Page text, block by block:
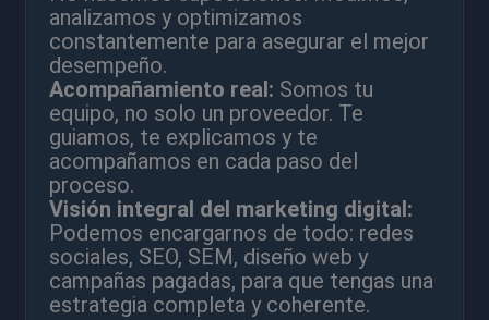
analizamos y optimizamos
constantemente para asegurar el mejor
desempeño.
Acompañamiento real: Somos tu
equipo, no solo un proveedor. Te
guiamos, te explicamos y te
acompañamos en cada paso del
proceso.
Visión integral del marketing digital:
Podemos encargarnos de todo: redes
sociales, SEO, SEM, diseño web y
campañas pagadas, para que tengas una
estrategia completa y coherente.